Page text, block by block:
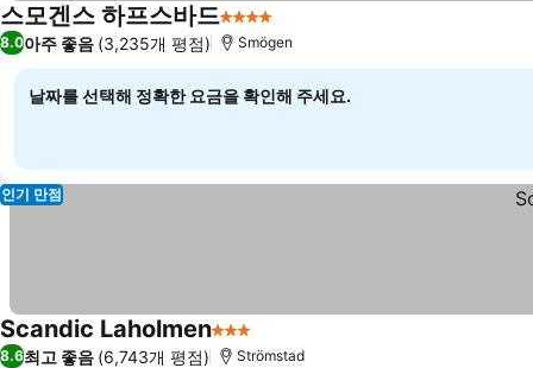
스모겐스 하프스바드4 성급
8.0아주 좋음 (3,235개 평점) Smögen
날짜를 선택해 정확한 요금을 확인해 주세요.
인기 만점
Scandic Laholmen3 성급
8.6최고 좋음 (6,743개 평점) Strömstad